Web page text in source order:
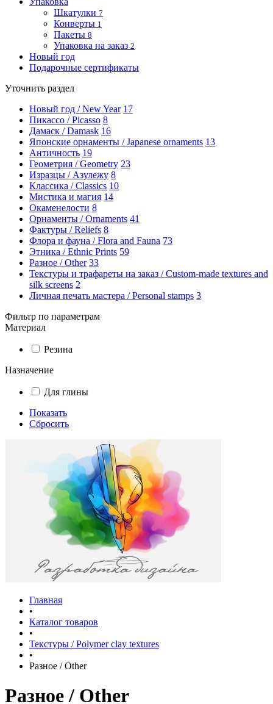
Шкатулки 7
Конверты 1
Пакеты 8
Упаковка на заказ 2
Новый год
Подарочные сертификаты
Уточнить раздел
Новый год / New Year 17
Пикассо / Picasso 8
Дамаск / Damask 16
Японские орнаменты / Japanese ornaments 13
Античность 19
Геометрия / Geometry 23
Изразцы / Азулежу 8
Классика / Classics 10
Мистика и магия 14
Окаменелости 8
Орнаменты / Ornaments 41
Фактуры / Reliefs 8
Флора и фауна / Flora and Fauna 73
Этника / Ethnic Prints 59
Разное / Other 33
Текстуры и трафареты на заказ / Custom-made textures and
silk screens 2
Личная печать мастера / Personal stamps 3
Фильтр по параметрам
Материал
Резина
Назначение
Для глины
Показать
Сбросить
Главная
•
Каталог товаров
•
Текстуры / Polymer clay textures
•
Разное / Other
Разное / Other